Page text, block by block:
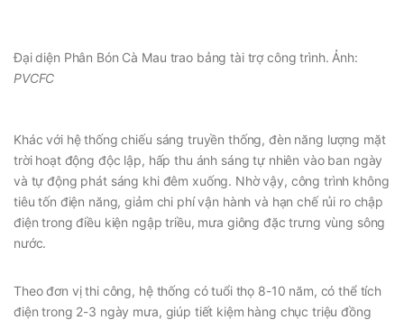
Đại diện Phân Bón Cà Mau trao bảng tài trợ công trình. Ảnh:
PVCFC
Khác với hệ thống chiếu sáng truyền thống, đèn năng lượng mặt
trời hoạt động độc lập, hấp thu ánh sáng tự nhiên vào ban ngày
và tự động phát sáng khi đêm xuống. Nhờ vậy, công trình không
tiêu tốn điện năng, giảm chi phí vận hành và hạn chế rủi ro chập
điện trong điều kiện ngập triều, mưa giông đặc trưng vùng sông
nước.
Theo đơn vị thi công, hệ thống có tuổi thọ 8-10 năm, có thể tích
điện trong 2-3 ngày mưa, giúp tiết kiệm hàng chục triệu đồng